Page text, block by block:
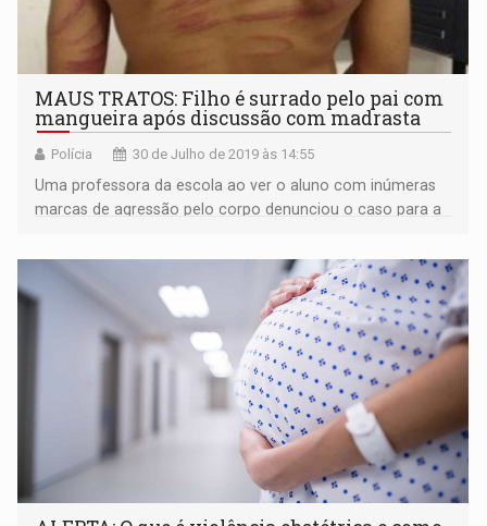
MAUS TRATOS: Filho é surrado pelo pai com
mangueira após discussão com madrasta
Polícia 30 de Julho de 2019 às 14:55
Uma professora da escola ao ver o aluno com inúmeras
marcas de agressão pelo corpo denunciou o caso para a